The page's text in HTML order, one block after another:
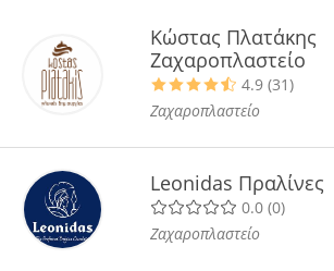
Κώστας Πλατάκης
Ζαχαροπλαστείο
4.9 (31)
Ζαχαροπλαστείο
Leonidas Πραλίνες
0.0 (0)
Ζαχαροπλαστείο